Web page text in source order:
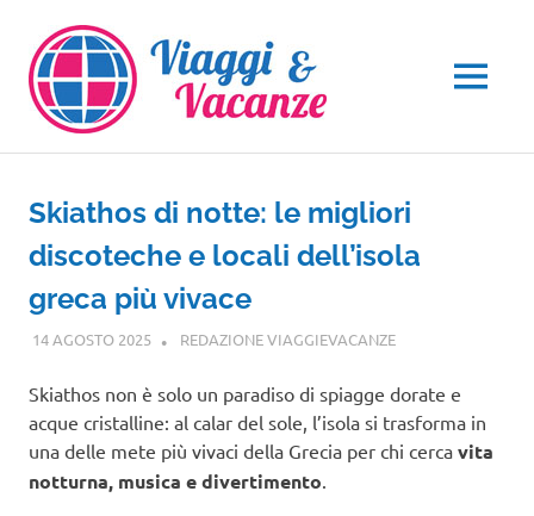
contenuto
MENU
Skiathos di notte: le migliori
discoteche e locali dell’isola
greca più vivace
14 AGOSTO 2025 REDAZIONE VIAGGIEVACANZEGUIDE
Skiathos non è solo un paradiso di spiagge dorate e
acque cristalline: al calar del sole, l’isola si trasforma in
una delle mete più vivaci della Grecia per chi cerca vita
notturna, musica e divertimento.